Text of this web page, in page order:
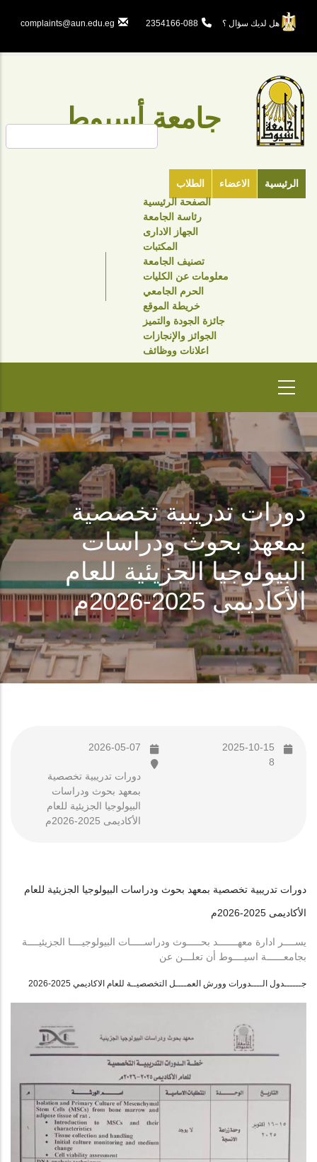
الرئيسي
هل لديك سؤال ؟ 088-2354166
complaints@aun.edu.eg
جامعة أسيوط
الرئيسية الاعضاء الطلاب
بحث
NAVIGATION
الصفحة الرئيسية
رئاسة الجامعة
الجهاز الادارى
المكتبات
تصنيف الجامعة
معلومات عن الكليات
الحرم الجامعي
خريطة الموقع
جائزة الجودة والتميز
الجوائز والإنجازات
اعلانات ووظائف
دورات تدريبية تخصصية
بمعهد بحوث ودراسات
البيولوجيا الجزيئية للعام
الأكاديمى 2025-2026م
2025-10-15
8
2026-05-07
دورات تدريبية تخصصية
بمعهد بحوث ودراسات
البيولوجيا الجزيئية للعام
الأكاديمى 2025-2026م
دورات تدريبية تخصصية بمعهد بحوث ودراسات البيولوجيا الجزيئية للعام
الأكاديمى 2025-2026م
يســــر ادارة معهـــــــد بحـــــوث ودراســـــات البيولوجيــــا الجزيئيــــة
بجامعــــــة اسيــــوط أن تعلـــن عن
جــــــدول الــــدورات وورش العمــــل التخصصيــة للعام الاكاديمي 2025-2026